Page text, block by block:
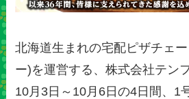
北海道生まれの宅配ピザチェ
ー)を運営する、株式会社テン
10月3日～10月6日の4日間、1